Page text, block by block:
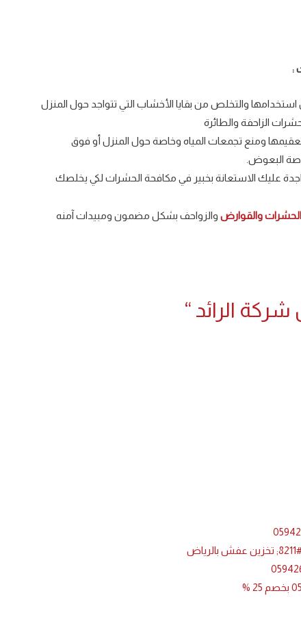
:
والتخلص من بقايا الأخشاب التي تتواجد حول المنزل
الزاحفة والطائرة
تعقيمها ومنع تجمعات المياه وخاصة حول المنزل أو فوق
البعوض.
عليك الاستعانة بخبير في مكافحة الحشرات لكي يخلصك
الحشرات والقوارض والزواحف بشكل مضمون ومبيدات آمنه
الرائد “